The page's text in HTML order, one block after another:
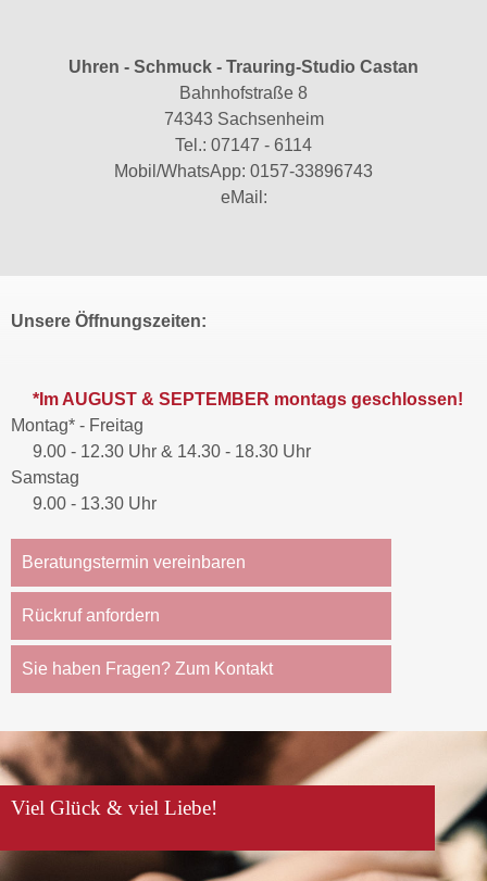
Uhren - Schmuck - Trauring-Studio Castan
Bahnhofstraße 8
74343 Sachsenheim
Tel.: 07147 - 6114
Mobil/WhatsApp: 0157-33896743
eMail:
Unsere Öffnungszeiten:
*Im AUGUST & SEPTEMBER montags geschlossen!
Montag* - Freitag
9.00 - 12.30 Uhr & 14.30 - 18.30 Uhr
Samstag
9.00 - 13.30 Uhr
Beratungstermin vereinbaren
Rückruf anfordern
Sie haben Fragen? Zum Kontakt
Viel Glück & viel Liebe!